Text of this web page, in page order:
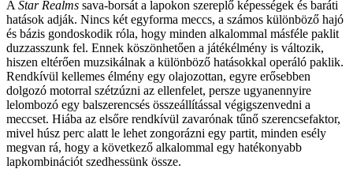
A Star Realms sava-borsát a lapokon szereplő képességek és baráti
hatások adják. Nincs két egyforma meccs, a számos különböző hajó
és bázis gondoskodik róla, hogy minden alkalommal másféle paklit
duzzasszunk fel. Ennek köszönhetően a játékélmény is változik,
hiszen eltérően muzsikálnak a különböző hatásokkal operáló paklik.
Rendkívül kellemes élmény egy olajozottan, egyre erősebben
dolgozó motorral szétzúzni az ellenfelet, persze ugyanennyire
lelombozó egy balszerencsés összeállítással végigszenvedni a
meccset. Hiába az elsőre rendkívül zavarónak tűnő szerencsefaktor,
mivel húsz perc alatt le lehet zongorázni egy partit, minden esély
megvan rá, hogy a következő alkalommal egy hatékonyabb
lapkombinációt szedhessünk össze.